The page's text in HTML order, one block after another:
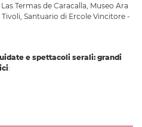
Las Termas de Caracalla Museo Ara
Santuario di Ercole Vincitore -
e spettacoli serali: grandi
: